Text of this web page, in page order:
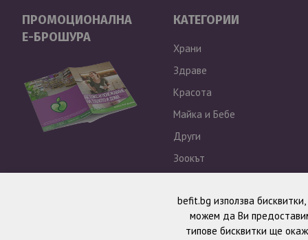
ПРОМОЦИОНАЛНА
Е-БРОШУРА
КАТЕГОРИИ
Храни
Здраве
Красота
Майка и Бебе
Други
Зоокът
befit.bg използва
можем да Ви
типове бисквитки ще